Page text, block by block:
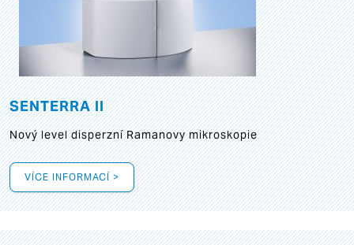
SENTERRA II
Nový level disperzní Ramanovy mikroskopie
VÍCE INFORMACÍ >